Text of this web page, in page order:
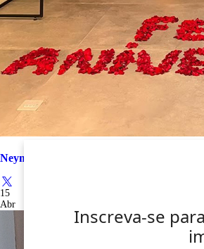
Inscreva-se
Neymar Jr. presta homenagem de
15
Abr